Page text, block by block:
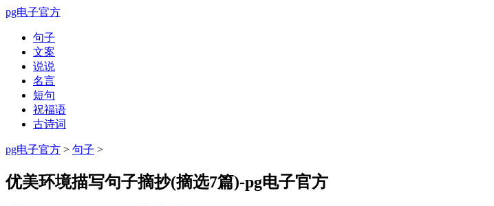
pg电子官方
句子
文案
说说
名言
短句
祝福语
古诗词
pg电子官方 > 句子 >
优美环境描写句子摘抄(摘选7篇)-pg电子官方